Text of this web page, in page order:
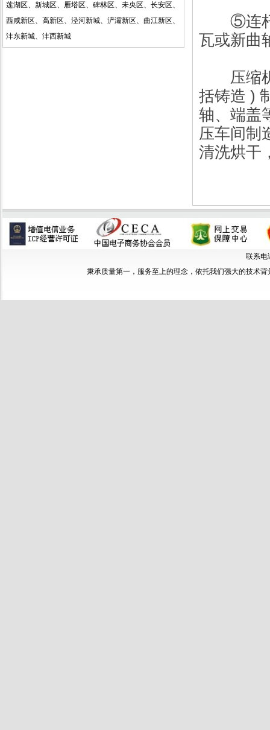
莲湖区、新城区、雁塔区、碑林区、未央区、长安区、
西咸新区、高新区、泾河新城、浐灞新区、曲江新区、
沣东新城、沣西新城
⑤连杆
瓦或新曲
压缩机
括铸造 )
轴、端盖
压车间制
清洗烘干
联系电
秉承质量第一，服务至上的理念，依托我们强大的技术